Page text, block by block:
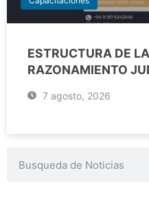
ESTRUCTURA DE
RAZONAMIENTO
7 agosto, 2026